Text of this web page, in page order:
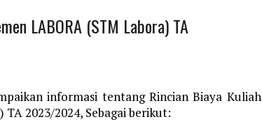
LABORA (STM Labora) TA
informasi tentang Rincian Biaya Kuliah
2023/2024, Sebagai berikut: